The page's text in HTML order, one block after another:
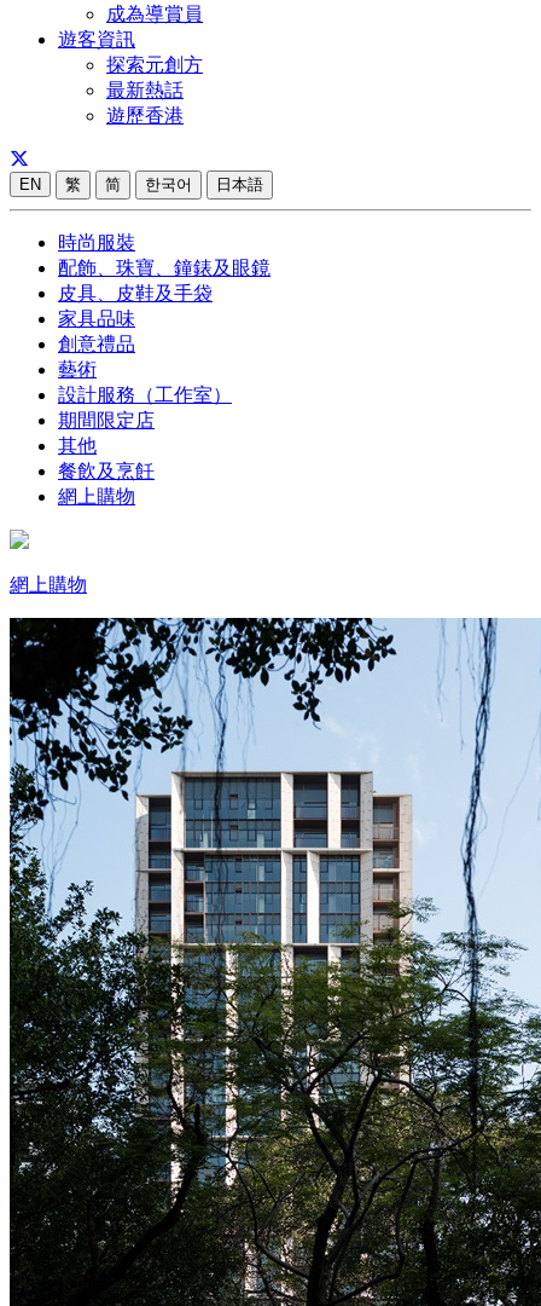
成為導賞員
遊客資訊
探索元創方
最新熱話
遊歷香港
EN 繁 简 한국어 日本語
時尚服裝
配飾、珠寶、鐘錶及眼鏡
皮具、皮鞋及手袋
家具品味
創意禮品
藝術
設計服務（工作室）
期間限定店
其他
餐飲及烹飪
網上購物
網上購物